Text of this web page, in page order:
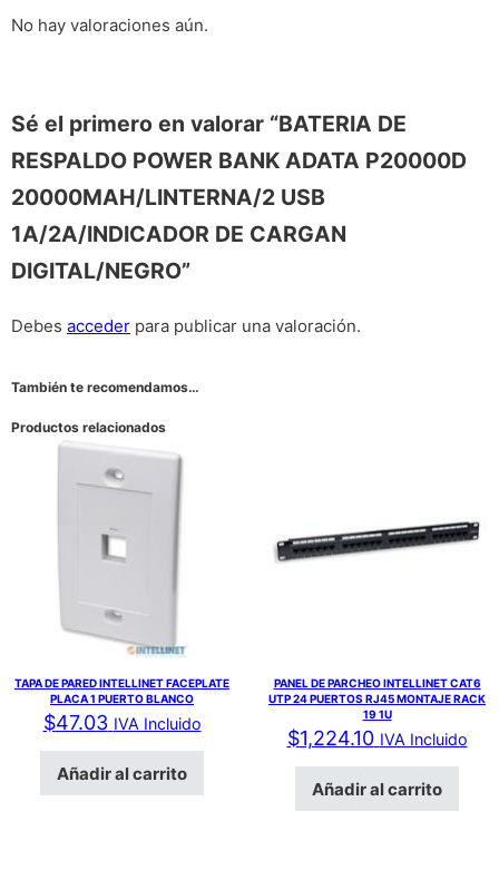
No hay valoraciones aún.
Sé el primero en valorar “BATERIA DE
RESPALDO POWER BANK ADATA P20000D
20000MAH/LINTERNA/2 USB
1A/2A/INDICADOR DE CARGAN
DIGITAL/NEGRO”
Debes acceder para publicar una valoración.
También te recomendamos…
Productos relacionados
TAPA DE PARED INTELLINET FACEPLATE
PLACA 1 PUERTO BLANCO
$47.03 IVA Incluido
Añadir al carrito
PANEL DE PARCHEO INTELLINET CAT6
UTP 24 PUERTOS RJ45 MONTAJE RACK
19 1U
$1,224.10 IVA Incluido
Añadir al carrito